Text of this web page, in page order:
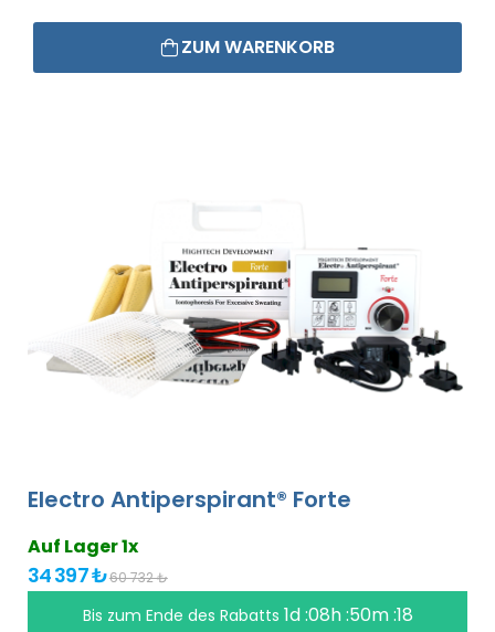
ZUM WARENKORB
Electro Antiperspirant® Forte
Auf Lager 1x
34 397 ₺60 732 ₺
Bis zum Ende des Rabatts 1d :08h :50m :18